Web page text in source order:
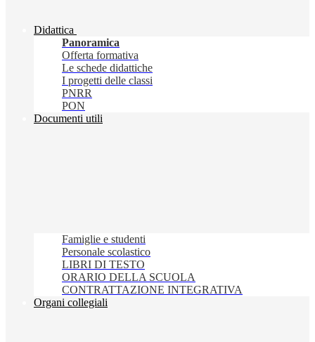
Didattica
Panoramica
Offerta formativa
Le schede didattiche
I progetti delle classi
PNRR
PON
Documenti utili
Famiglie e studenti
Personale scolastico
LIBRI DI TESTO
ORARIO DELLA SCUOLA
CONTRATTAZIONE INTEGRATIVA
Organi collegiali